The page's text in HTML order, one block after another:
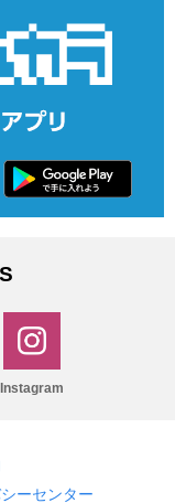
Instagram
ーセンター